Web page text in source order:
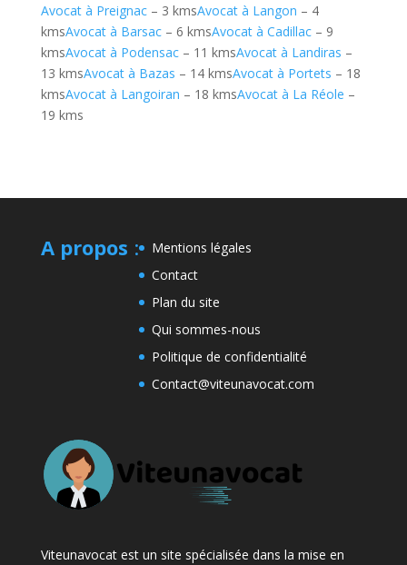
Avocat à Preignac– 3 kmsAvocat à Langon – 4
kmsAvocat à Barsac– 6 kmsAvocat à Cadillac– 9
kmsAvocat à Podensac– 11 kmsAvocat à Landiras –
13 kmsAvocat à Bazas – 14 kmsAvocat à Portets – 18
kmsAvocat à Langoiran – 18 kmsAvocat à La Réole –
19 kms
A propos :
Mentions légales
Contact
Plan du site
Qui sommes-nous
Politique de confidentialité
Contact@viteunavocat.com
Viteunavocat est un site spécialisée dans la mise en